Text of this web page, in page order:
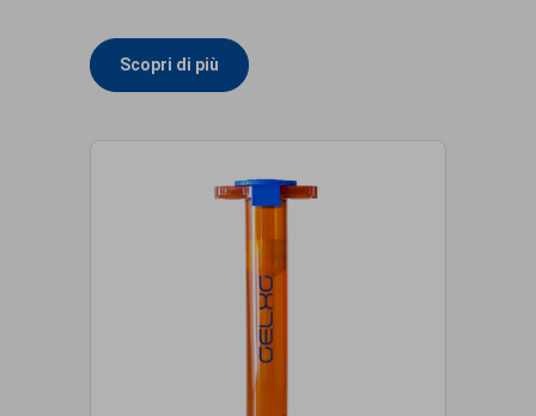
Scopri di più